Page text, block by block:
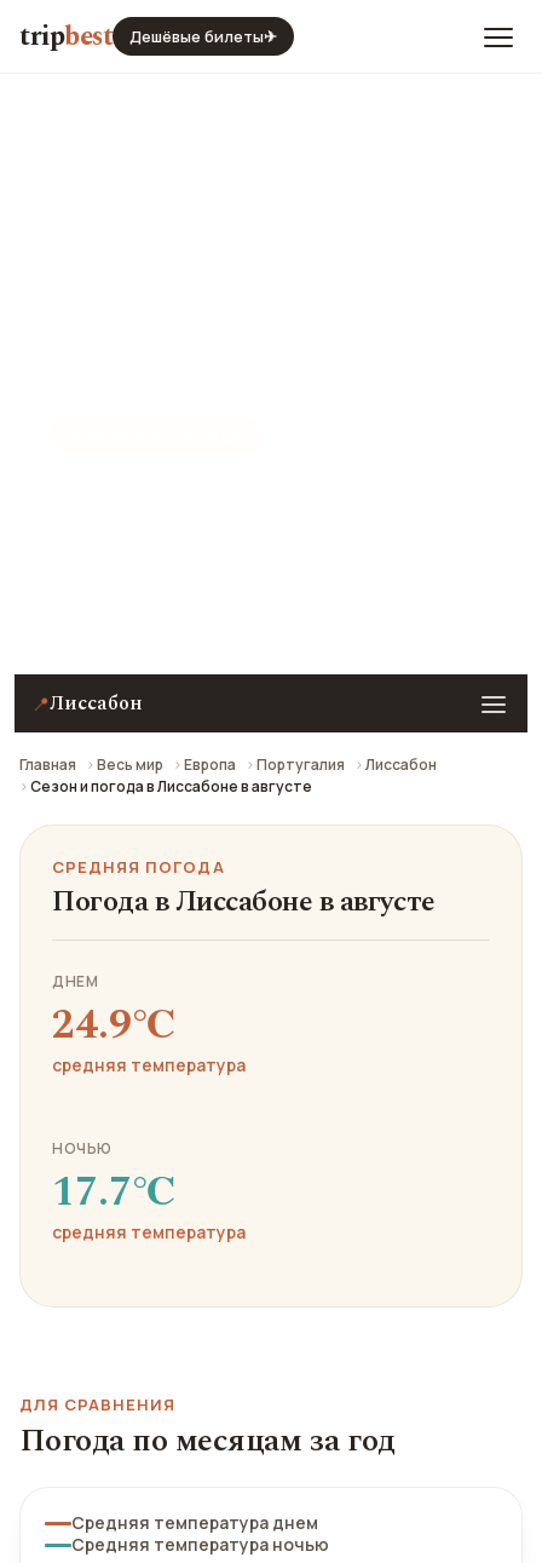
tripbest Дешёвые билеты✈
📍Лиссабон
Главная Весь мир Европа Португалия
Лиссабон
Сезон и погода в Лиссабоне в августе
СРЕДНЯЯ ПОГОДА
Погода в Лиссабоне в августе
ДНЕМ
24.9℃
средняя температура
НОЧЬЮ
17.7℃
средняя температура
ДЛЯ СРАВНЕНИЯ
Погода по месяцам за год
Средняя температура днем
Средняя температура ночью